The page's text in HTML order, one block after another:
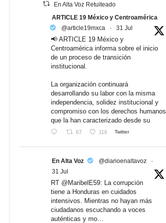
En Alta Voz Retuiteado
ARTICLE 19 México y Centroamérica
@article19mxca
· 31 Jul
📢 ARTICLE 19 México y
Centroamérica informa sobre el inicio
de un proceso de transición
institucional.
La organización continuará
desarrollando su labor con la misma
independencia, solidez institucional y
compromiso con los derechos humanos
que la han caracterizado desde su
67 116 Twitter
En Alta Voz @diarioenaltavoz
·
31 Jul
RT @MaribelE59: La corrupción
tiene a Honduras en cuidados
intensivos. Mientras no hayan más
ciudadanos escuchando a voces
auténticas y mo…